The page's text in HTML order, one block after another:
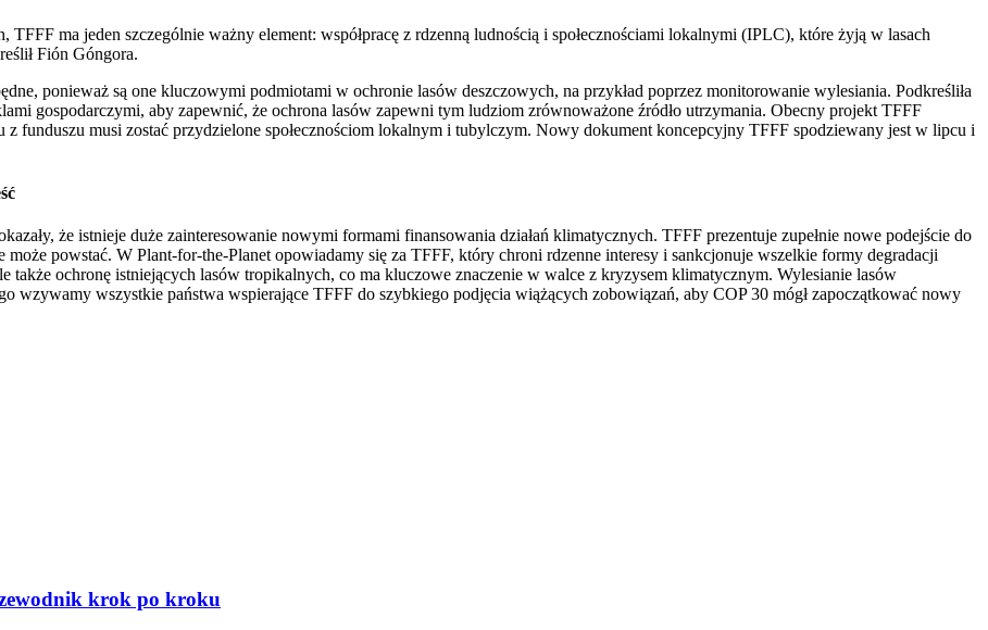
ma jeden szczególnie ważny element: współpracę z rdzenną ludnością i społecznościami lokalnymi (IPLC), które żyją w lasach
Fión Góngora.
ponieważ są one kluczowymi podmiotami w ochronie lasów deszczowych, na przykład poprzez monitorowanie wylesiania. Podkreśliła
gospodarczymi, aby zapewnić, że ochrona lasów zapewni tym ludziom zrównoważone źródło utrzymania. Obecny projekt TFFF
funduszu musi zostać przydzielone społecznościom lokalnym i tubylczym. Nowy dokument koncepcyjny TFFF spodziewany jest w lipcu i
że istnieje duże zainteresowanie nowymi formami finansowania działań klimatycznych. TFFF prezentuje zupełnie nowe podejście do
powstać. W Plant-for-the-Planet opowiadamy się za TFFF, który chroni rdzenne interesy i sankcjonuje wszelkie formy degradacji
także ochronę istniejących lasów tropikalnych, co ma kluczowe znaczenie w walce z kryzysem klimatycznym. Wylesianie lasów
wzywamy wszystkie państwa wspierające TFFF do szybkiego podjęcia wiążących zobowiązań, aby COP 30 mógł zapoczątkować nowy
krok po kroku